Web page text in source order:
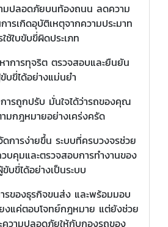
มปลอดภัยบนท้องถนน ลดความ
ารเกิดอุบัติเหตุจากความประมาท
ช้ใบขับขี่ผิดประเภท
การทุจริต ตรวจสอบและยืนยัน
บขี่ได้อย่างแม่นยำ
ารถูกปรับ มั่นใจได้ว่ารถของคุณ
มกฎหมายอย่างเคร่งครัด
ดการง่ายขึ้น ระบบที่ครบวงจรช่วย
บคุมและตรวจสอบการทำงานของ
บขี่ได้อย่างเป็นระบบ
ารของธุรกิจขนส่ง และพร้อมมอบ
งแค่ตอบโจทย์กฎหมาย แต่ยังช่วย
ความปลอดภัยให้กับกองรถของ